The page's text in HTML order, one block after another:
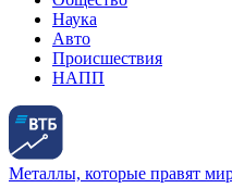
Наука
Авто
Происшествия
НАПП
Металлы, которые правят